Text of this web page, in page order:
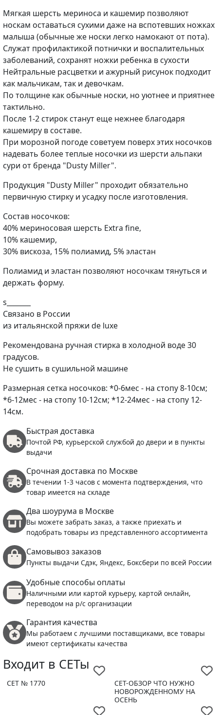
Мягкая шерсть мериноса и кашемир позволяют
носкам оставаться сухими даже на вспотевших ножках
малыша (обычные же носки легко намокают от пота).
Служат профилактикой потнички и воспалительных
заболеваний, сохранят ножки ребенка в сухости
Нейтральные расцветки и ажурный рисунок подходит
как мальчикам, так и девочкам.
По толщине как обычные носки, но уютнее и приятнее
тактильно.
После 1-2 стирок станут еще нежнее благодаря
кашемиру в составе.
При морозной погоде советуем поверх этих носочков
надевать более теплые носочки из шерсти альпаки
сури от бренда "Dusty Miller".
Продукция "Dusty Miller" проходит обязательно
первичную стирку и усадку после изготовления.
Состав носочков:
40% мериносовая шерсть Extra fine,
10% кашемир,
30% вискоза, 15% полиамид, 5% эластан
Полиамид и эластан позволяют носочкам тянуться и
держать форму.
s_______
Cвязано в России
из итальянской пряжи de luxe
Рекомендована ручная стирка в холодной воде 30
градусов.
Не сушить в сушильной машине
Размерная сетка носочков: *0-6мес - на стопу 8-10см;
*6-12мес - на стопу 10-12см; *12-24мес - на стопу 12-
14см.
Быстрая доставка
Почтой РФ, курьерской службой до двери и в пункты
выдачи
Срочная доставка по Москве
В течении 1-3 часов с момента подтверждения, что
товар имеется на складе
Два шоурума в Москве
Вы можете забрать заказ, а также приехать и
подобрать товары из представленного ассортимента
Самовывоз заказов
Пункты выдачи Сдэк, Яндекс, Боксбери по всей России
Удобные способы оплаты
Наличными или картой курьеру, картой онлайн,
переводом на р/с организации
Гарантия качества
Мы работаем с лучшими поставщиками, все товары
имеют сертификаты качества
Входит в СЕТы
СЕТ № 1770
СЕТ-ОБЗОР ЧТО НУЖНО
НОВОРОЖДЕННОМУ НА
ОСЕНЬ